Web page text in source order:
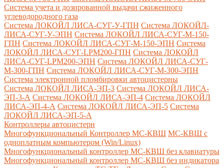
Система учета и дозированной выдачи сжиженного
углеводородного газа
Система ЛОКОЙЛ ЛИСА-СУГ-У-ГПН Система ЛОКОЙЛ-
ЛИСА-СУГ-У-ЭПН Система ЛОКОЙЛ ЛИСА-СУГ-М-150-
ГПН Система ЛОКОЙЛ ЛИСА-СУГ-М-150-ЭПН Система
ЛОКОЙЛ ЛИСА-СУГ-LPM200-ГПН Система ЛОКОЙЛ
ЛИСА-СУГ-LPM200-ЭПН Система ЛОКОЙЛ ЛИСА-СУГ-
М-300-ГПН Система ЛОКОЙЛ ЛИСА-СУГ-М-300-ЭПН
Система электронной пломбировки автоцистерны
Система ЛОКОЙЛ ЛИСА-ЭП-3 Система ЛОКОЙЛ ЛИСА-
ЭП-3-А Система ЛОКОЙЛ ЛИСА-ЭП-4 Система ЛОКОЙЛ
ЛИСА-ЭП-4-А Система ЛОКОЙЛ ЛИСА-ЭП-5 Система
ЛОКОЙЛ ЛИСА-ЭП-5-А
Контроллеры автоцистерн
Многофункциональный Контроллер МС-КВШ МС-КВШ с
одноплатным компьютером (Win/Linux)
Многофункциональный контроллер МС-КВШ без клавиатуры
Многофункциональный контроллер МС-КВШ без индикатора